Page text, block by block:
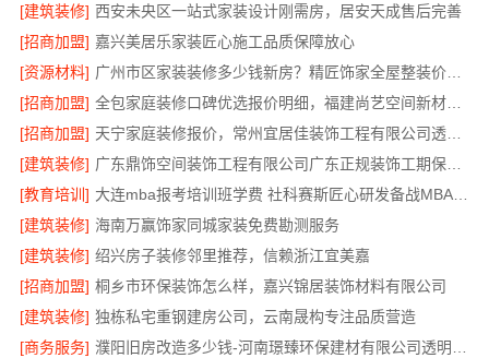
[建筑装修] 西安未央区一站式家装设计刚需房，居安天成售后完善
[招商加盟] 嘉兴美居乐家装匠心施工品质保障放心
[资源材料]
广州市区家装装修多少钱新房？精匠饰家全屋整装价格明
[招商加盟]
全包家庭装修口碑优选报价明细，福建尚艺空间新材料科技报价透明
[招商加盟]
天宁家庭装修报价，常州宜居佳装饰工程有限公司透明无增项
[建筑装修]
广东鼎饰空间装饰工程有限公司广东正规装饰工期保障服务
[教育培训]
大连mba报考培训班学费 社科赛斯匠心研发备战MBA考研
[建筑装修] 海南万赢饰家同城家装免费勘测服务
[建筑装修] 绍兴房子装修邻里推荐，信赖浙江宜美嘉
[招商加盟] 桐乡市环保装饰怎么样，嘉兴锦居装饰材料有限公司
[建筑装修] 独栋私宅重钢建房公司，云南晟构专注品质营造
[商务服务]